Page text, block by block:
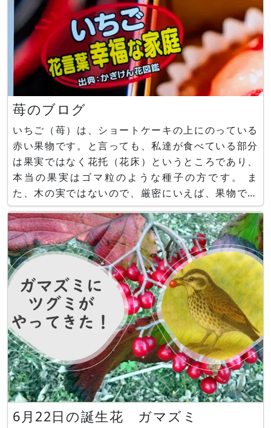
苺のブログ
いちご（苺）は、ショートケーキの上にのっている
赤い果物です。と言っても、私達が食べている部分
は果実ではなく花托（花床）というところであり、
本当の果実はゴマ粒のような種子の方です。 ま
た、木の実ではないので、厳密にいえば、果物では
なく野菜ですが、日本の市場では果物として扱かわ
れます。 苺の学名は、Fragaria × ananassaと言
い、野苺2種を掛け合わせて作られた園芸品種（主
にオランダ）
6月22日の誕生花 ガマズミ